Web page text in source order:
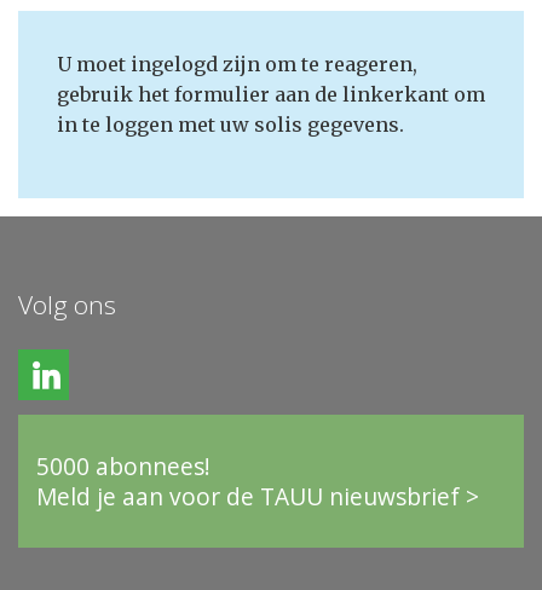
U moet ingelogd zijn om te reageren,
gebruik het formulier aan de linkerkant om
in te loggen met uw solis gegevens.
Volg ons
5000 abonnees!
Meld je aan voor de TAUU nieuwsbrief >